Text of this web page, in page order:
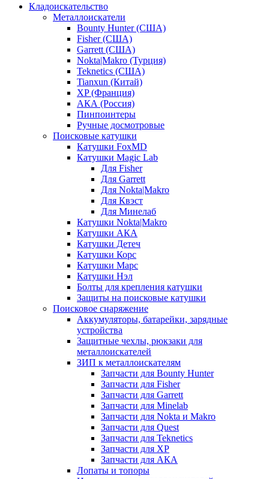
Кладоискательство
Металлоискатели
Bounty Hunter (США)
Fisher (США)
Garrett (США)
Nokta|Makro (Турция)
Teknetics (США)
Tianxun (Китай)
XP (Франция)
АКА (Россия)
Пинпоинтеры
Ручные досмотровые
Поисковые катушки
Катушки FoxMD
Катушки Magic Lab
Для Fisher
Для Garrett
Для Nokta|Makro
Для Квэст
Для Минелаб
Катушки Nokta|Makro
Катушки АКА
Катушки Детеч
Катушки Корс
Катушки Марс
Катушки Нэл
Болты для крепления катушки
Защиты на поисковые катушки
Поисковое снаряжение
Аккумуляторы, батарейки, зарядные
устройства
Защитные чехлы, рюкзаки для
металлоискателей
ЗИП к металлоискателям
Запчасти для Bounty Hunter
Запчасти для Fisher
Запчасти для Garrett
Запчасти для Minelab
Запчасти для Nokta и Makro
Запчасти для Quest
Запчасти для Teknetics
Запчасти для XP
Запчасти для АКА
Лопаты и топоры